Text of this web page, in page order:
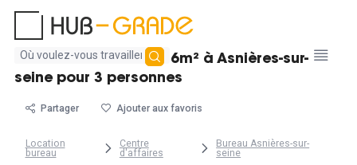
Aucun
résultat
Bureau lumineux de 16m² à Asnières-sur-
seine pour 3 personnes
Partager Ajouter aux favoris
Location
bureau
Centre
d'affaires
Bureau Asnières-sur-
seine